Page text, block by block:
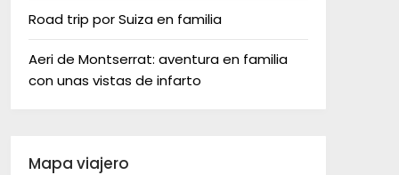
Road trip por Suiza en familia
Aeri de Montserrat: aventura en familia
con unas vistas de infarto
Mapa viajero